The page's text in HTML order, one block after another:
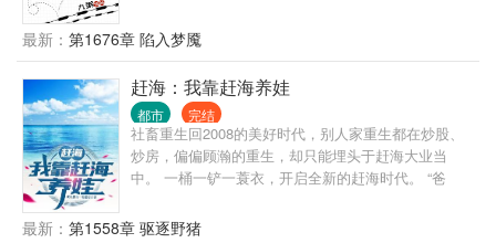
为一名玄学主播，直播算命攒功德。 水友1号：“大
师，我弟弟失踪十几年了，不知道是死是活？” 姜
一：“明天开车一路往西北方向，然后路过的第十二个
村庄，他就在那里。” 于是藏匿多年的头号人贩子成功
被抓。 水友2号：“大师，有个女鬼要伤害我儿子，求
你救救他！” 姜一：“你儿子杀妻骗保，还想我救？
死！！！” 然后案件重新调查，真相大白。 水友3
号：“大师，我家房子好像有点问题。” 姜一：“你家房
封多年的故事被揭露。 随着一件件离奇又匪夷所思的
最新： 第1676章 陷入梦魇
赶海：我靠赶海养娃
都市 完结
社畜重生回2008的美好时代，别人家重生都在炒股、
炒房，偏偏顾瀚的重生，却只能埋头于赶海大业当
中。 一桶一铲一蓑衣，开启全新的赶海时代。 “爸
最新： 第1558章 驱逐野猪